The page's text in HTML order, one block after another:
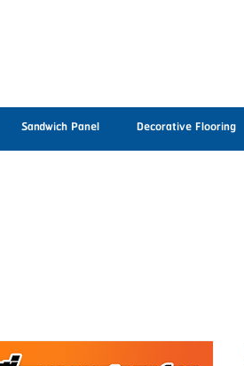
Sandwich Panel Decorative Flooring